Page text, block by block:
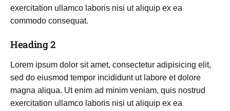
exercitation ullamco laboris nisi ut aliquip ex ea
commodo consequat.
Heading 2
Lorem ipsum dolor sit amet, consectetur adipisicing elit,
sed do eiusmod tempor incididunt ut labore et dolore
magna aliqua. Ut enim ad minim veniam, quis nostrud
exercitation ullamco laboris nisi ut aliquip ex ea